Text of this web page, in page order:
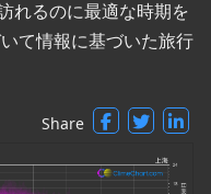
れるのに最適な時期を
て情報に基づいた旅行
Share